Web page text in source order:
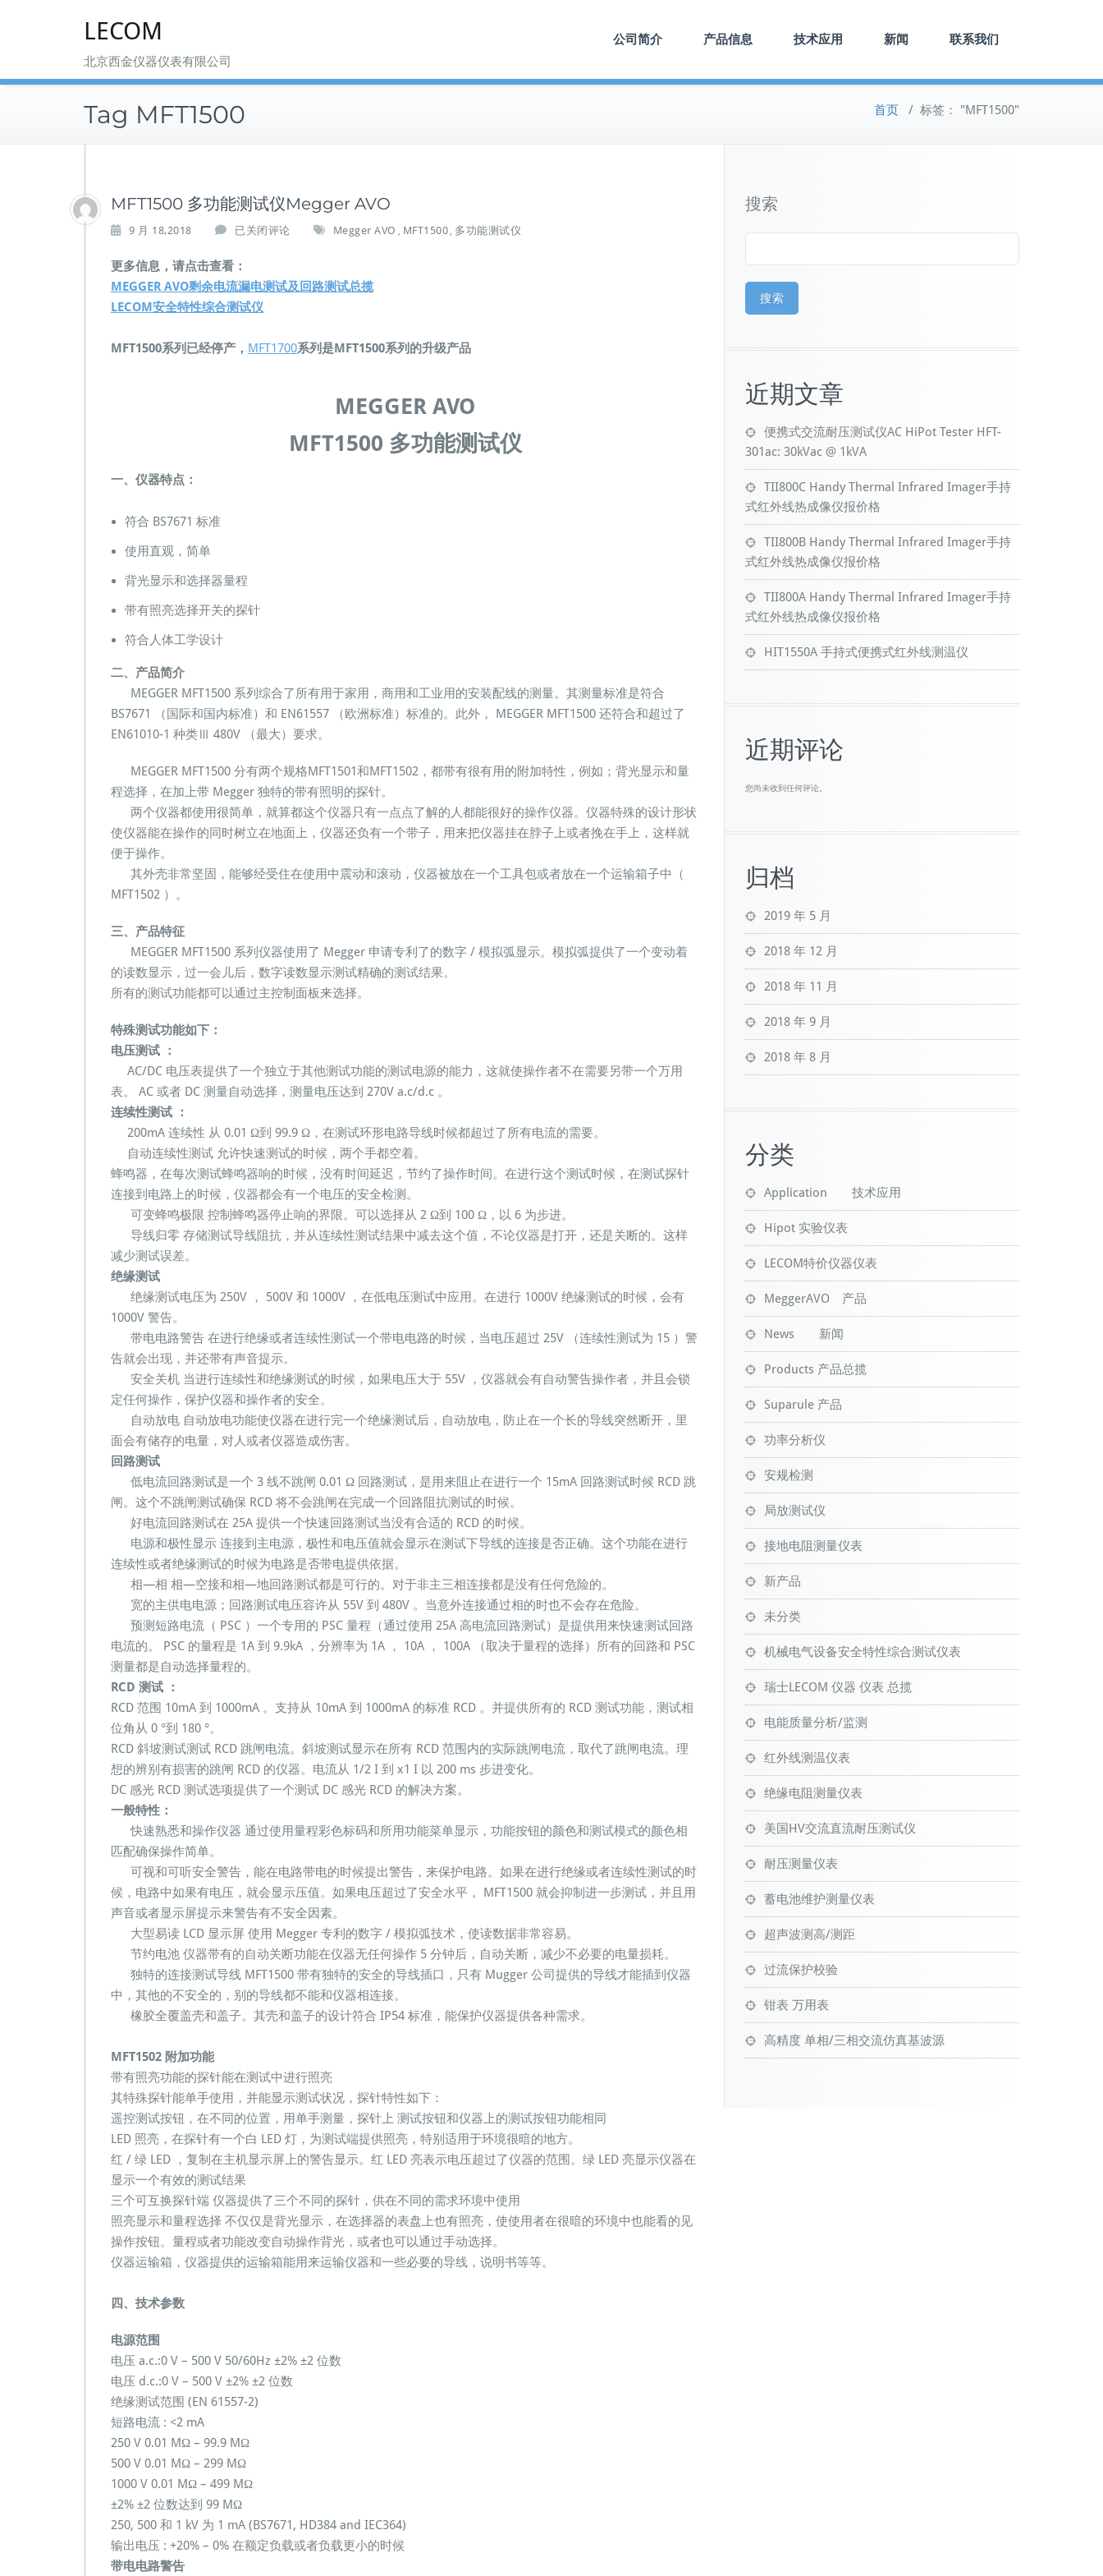
LECOM
北京西金仪器仪表有限公司
公司简介 产品信息 技术应用 新闻 联系我们
Tag MFT1500 首页 / 标签： "MFT1500"
MFT1500 多功能测试仪Megger AVO
9 月 18,2018
M
T
1
5
0
多
O
已关闭评论 Megger AVO MFT1500 多功能测试仪
更多信息，请点击查看：
MEGGER AVO剩余电流漏电测试及回路测试总揽
LECOM安全特性综合测试仪
MFT1500系列已经停产， MFT1700系列是MFT1500系列的升级产品
MEGGER AVO
MFT1500 多功能测试仪
一、仪器特点：
符合 BS7671 标准
使用直观，简单
背光显示和选择器量程
带有照亮选择开关的探针
符合人体工学设计
二、产品简介
MEGGER MFT1500 系列综合了所有用于家用，商用和工业用的安装配线的测量。其测量标准是符合
BS7671 （国际和国内标准）和 EN61557 （欧洲标准）标准的。此外， MEGGER MFT1500 还符合和超过了
EN61010-1 种类Ⅲ 480V （最大）要求。
MEGGER MFT1500 分有两个规格MFT1501和MFT1502，都带有很有用的附加特性，例如；背光显示和量
程选择，在加上带 Megger 独特的带有照明的探针。
两个仪器都使用很简单，就算都这个仪器只有一点点了解的人都能很好的操作仪器。仪器特殊的设计形状
使仪器能在操作的同时树立在地面上，仪器还负有一个带子，用来把仪器挂在脖子上或者挽在手上，这样就
便于操作。
其外壳非常坚固，能够经受住在使用中震动和滚动，仪器被放在一个工具包或者放在一个运输箱子中（
MFT1502 ）。
三、产品特征
MEGGER MFT1500 系列仪器使用了 Megger 申请专利了的数字 / 模拟弧显示。模拟弧提供了一个变动着
的读数显示，过一会儿后，数字读数显示测试精确的测试结果。
所有的测试功能都可以通过主控制面板来选择。
特殊测试功能如下：
电压测试 ：
AC/DC 电压表提供了一个独立于其他测试功能的测试电源的能力，这就使操作者不在需要另带一个万用
表。 AC 或者 DC 测量自动选择，测量电压达到 270V a.c/d.c 。
连续性测试 ：
200mA 连续性 从 0.01 Ω到 99.9 Ω，在测试环形电路导线时候都超过了所有电流的需要。
自动连续性测试 允许快速测试的时候，两个手都空着。
蜂鸣器，在每次测试蜂鸣器响的时候，没有时间延迟，节约了操作时间。在进行这个测试时候，在测试探针
连接到电路上的时候，仪器都会有一个电压的安全检测。
可变蜂鸣极限 控制蜂鸣器停止响的界限。可以选择从 2 Ω到 100 Ω，以 6 为步进。
导线归零 存储测试导线阻抗，并从连续性测试结果中减去这个值，不论仪器是打开，还是关断的。这样
减少测试误差。
绝缘测试
绝缘测试电压为 250V ， 500V 和 1000V ，在低电压测试中应用。在进行 1000V 绝缘测试的时候，会有
1000V 警告。
带电电路警告 在进行绝缘或者连续性测试一个带电电路的时候，当电压超过 25V （连续性测试为 15 ）警
告就会出现，并还带有声音提示。
安全关机 当进行连续性和绝缘测试的时候，如果电压大于 55V ，仪器就会有自动警告操作者，并且会锁
定任何操作，保护仪器和操作者的安全。
自动放电 自动放电功能使仪器在进行完一个绝缘测试后，自动放电，防止在一个长的导线突然断开，里
面会有储存的电量，对人或者仪器造成伤害。
回路测试
低电流回路测试是一个 3 线不跳闸 0.01 Ω 回路测试，是用来阻止在进行一个 15mA 回路测试时候 RCD 跳
闸。这个不跳闸测试确保 RCD 将不会跳闸在完成一个回路阻抗测试的时候。
好电流回路测试在 25A 提供一个快速回路测试当没有合适的 RCD 的时候。
电源和极性显示 连接到主电源，极性和电压值就会显示在测试下导线的连接是否正确。这个功能在进行
连续性或者绝缘测试的时候为电路是否带电提供依据。
相—相 相—空接和相—地回路测试都是可行的。对于非主三相连接都是没有任何危险的。
宽的主供电电源；回路测试电压容许从 55V 到 480V 。当意外连接通过相的时也不会存在危险。
预测短路电流（ PSC ）一个专用的 PSC 量程（通过使用 25A 高电流回路测试）是提供用来快速测试回路
电流的。 PSC 的量程是 1A 到 9.9kA ，分辨率为 1A ， 10A ， 100A （取决于量程的选择）所有的回路和 PSC
测量都是自动选择量程的。
RCD 测试 ：
RCD 范围 10mA 到 1000mA 。支持从 10mA 到 1000mA 的标准 RCD 。并提供所有的 RCD 测试功能，测试相
位角从 0 °到 180 °。
RCD 斜坡测试测试 RCD 跳闸电流。斜坡测试显示在所有 RCD 范围内的实际跳闸电流，取代了跳闸电流。理
想的辨别有损害的跳闸 RCD 的仪器。电流从 1/2 I 到 x1 I 以 200 ms 步进变化。
DC 感光 RCD 测试选项提供了一个测试 DC 感光 RCD 的解决方案。
一般特性：
快速熟悉和操作仪器 通过使用量程彩色标码和所用功能菜单显示，功能按钮的颜色和测试模式的颜色相
匹配确保操作简单。
可视和可听安全警告，能在电路带电的时候提出警告，来保护电路。如果在进行绝缘或者连续性测试的时
候，电路中如果有电压，就会显示压值。如果电压超过了安全水平， MFT1500 就会抑制进一步测试，并且用
声音或者显示屏提示来警告有不安全因素。
大型易读 LCD 显示屏 使用 Megger 专利的数字 / 模拟弧技术，使读数据非常容易。
节约电池 仪器带有的自动关断功能在仪器无任何操作 5 分钟后，自动关断，减少不必要的电量损耗。
独特的连接测试导线 MFT1500 带有独特的安全的导线插口，只有 Mugger 公司提供的导线才能插到仪器
中，其他的不安全的，别的导线都不能和仪器相连接。
橡胶全覆盖壳和盖子。其壳和盖子的设计符合 IP54 标准，能保护仪器提供各种需求。
MFT1502 附加功能
带有照亮功能的探针能在测试中进行照亮
其特殊探针能单手使用，并能显示测试状况，探针特性如下：
遥控测试按钮，在不同的位置，用单手测量，探针上 测试按钮和仪器上的测试按钮功能相同
LED 照亮，在探针有一个白 LED 灯，为测试端提供照亮，特别适用于环境很暗的地方。
红 / 绿 LED ，复制在主机显示屏上的警告显示。红 LED 亮表示电压超过了仪器的范围。绿 LED 亮显示仪器在
显示一个有效的测试结果
三个可互换探针端 仪器提供了三个不同的探针，供在不同的需求环境中使用
照亮显示和量程选择 不仅仅是背光显示，在选择器的表盘上也有照亮，使使用者在很暗的环境中也能看的见
操作按钮。量程或者功能改变自动操作背光，或者也可以通过手动选择。
仪器运输箱，仪器提供的运输箱能用来运输仪器和一些必要的导线，说明书等等。
四、技术参数
电源范围
电压 a.c.:0 V – 500 V 50/60Hz ±2% ±2 位数
电压 d.c.:0 V – 500 V ±2% ±2 位数
绝缘测试范围 (EN 61557-2)
短路电流 : <2 mA
250 V 0.01 MΩ – 99.9 MΩ
500 V 0.01 MΩ – 299 MΩ
1000 V 0.01 MΩ – 499 MΩ
±2% ±2 位数达到 99 MΩ
250, 500 和 1 kV 为 1 mA (BS7671, HD384 and IEC364)
输出电压 : +20% – 0% 在额定负载或者负载更小的时候
带电电路警告
搜索
搜索
近期文章
便携式交流耐压测试仪AC HiPot Tester HFT-
301ac: 30kVac @ 1kVA
TII800C Handy Thermal Infrared Imager手持
式红外线热成像仪报价格
TII800B Handy Thermal Infrared Imager手持
式红外线热成像仪报价格
TII800A Handy Thermal Infrared Imager手持
式红外线热成像仪报价格
HIT1550A 手持式便携式红外线测温仪
近期评论
您尚未收到任何评论。
归档
2019 年 5 月
2018 年 12 月
2018 年 11 月
2018 年 9 月
2018 年 8 月
分类
Application 技术应用
Hipot 实验仪表
LECOM特价仪器仪表
MeggerAVO 产品
News 新闻
Products 产品总揽
Suparule 产品
功率分析仪
安规检测
局放测试仪
接地电阻测量仪表
新产品
未分类
机械电气设备安全特性综合测试仪表
瑞士LECOM 仪器 仪表 总揽
电能质量分析/监测
红外线测温仪表
绝缘电阻测量仪表
美国HV交流直流耐压测试仪
耐压测量仪表
蓄电池维护测量仪表
超声波测高/测距
过流保护校验
钳表 万用表
高精度 单相/三相交流仿真基波源